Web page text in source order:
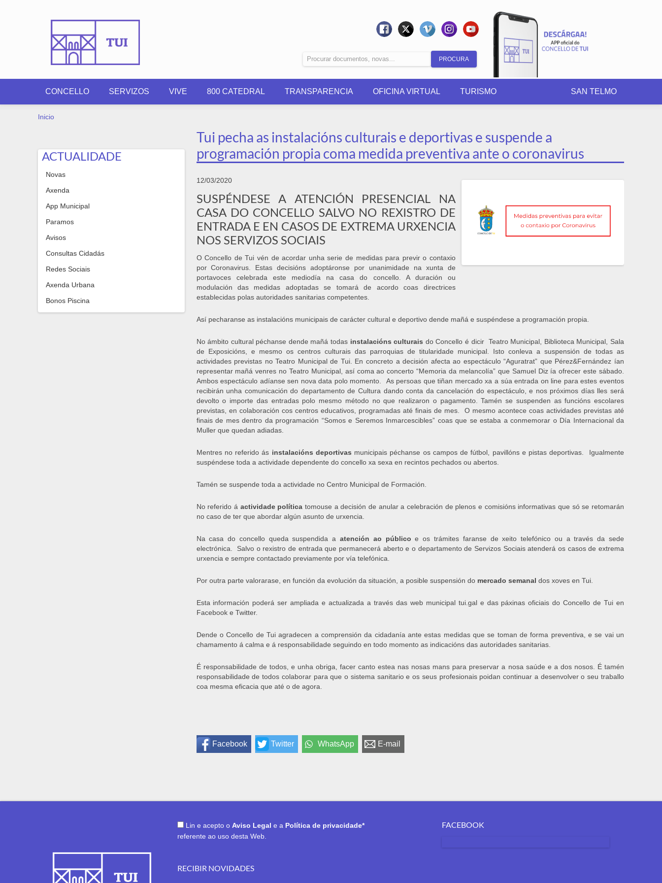
Formulario
de
busca
CONCELLO SERVIZOS VIVE 800 CATEDRAL TRANSPARENCIA OFICINA VIRTUAL TURISMO SAN TELMO
VOSTEDE ESTÁ AQUÍ
Inicio
ACTUALIDADE
Novas
Axenda
App Municipal
Paramos
Avisos
Consultas Cidadás
Redes Sociais
Axenda Urbana
Bonos Piscina
Tui pecha as instalacións culturais e deportivas e suspende a
programación propia coma medida preventiva ante o coronavirus
12/03/2020
SUSPÉNDESE A ATENCIÓN PRESENCIAL NA
CASA DO CONCELLO SALVO NO REXISTRO DE
ENTRADA E EN CASOS DE EXTREMA URXENCIA
NOS SERVIZOS SOCIAIS
O Concello de Tui vén de acordar unha serie de medidas para previr o contaxio
por Coronavirus. Estas decisións adoptáronse por unanimidade na xunta de
portavoces celebrada este mediodía na casa do concello. A duración ou
modulación das medidas adoptadas se tomará de acordo coas directrices
establecidas polas autoridades sanitarias competentes.
Así pecharanse as instalacións municipais de carácter cultural e deportivo dende mañá e suspéndese a programación propia.
No ámbito cultural péchanse dende mañá todas instalacións culturais do Concello é dicir Teatro Municipal, Biblioteca Municipal, Sala
de Exposicións, e mesmo os centros culturais das parroquias de titularidade municipal. Isto conleva a suspensión de todas as
actividades previstas no Teatro Municipal de Tui. En concreto a decisión afecta ao espectáculo “Aguratrat” que Pérez&Fernández ían
representar mañá venres no Teatro Municipal, así coma ao concerto “Memoria da melancolía” que Samuel Diz ía ofrecer este sábado.
Ambos espectáculo adíanse sen nova data polo momento. As persoas que tiñan mercado xa a súa entrada on line para estes eventos
recibirán unha comunicación do departamento de Cultura dando conta da cancelación do espectáculo, e nos próximos días lles será
devolto o importe das entradas polo mesmo método no que realizaron o pagamento. Tamén se suspenden as funcións escolares
previstas, en colaboración cos centros educativos, programadas até finais de mes. O mesmo acontece coas actividades previstas até
finais de mes dentro da programación “Somos e Seremos Inmarcescibles” coas que se estaba a conmemorar o Día Internacional da
Muller que quedan adiadas.
Mentres no referido ás instalacións deportivas municipais péchanse os campos de fútbol, pavillóns e pistas deportivas. Igualmente
suspéndese toda a actividade dependente do concello xa sexa en recintos pechados ou abertos.
Tamén se suspende toda a actividade no Centro Municipal de Formación.
No referido á actividade política tomouse a decisión de anular a celebración de plenos e comisións informativas que só se retomarán
no caso de ter que abordar algún asunto de urxencia.
Na casa do concello queda suspendida a atención ao público e os trámites faranse de xeito telefónico ou a través da sede
electrónica. Salvo o rexistro de entrada que permanecerá aberto e o departamento de Servizos Sociais atenderá os casos de extrema
urxencia e sempre contactado previamente por vía telefónica.
Por outra parte valorarase, en función da evolución da situación, a posible suspensión do mercado semanal dos xoves en Tui.
Esta información poderá ser ampliada e actualizada a través das web municipal tui.gal e das páxinas oficiais do Concello de Tui en
Facebook e Twitter.
Dende o Concello de Tui agradecen a comprensión da cidadanía ante estas medidas que se toman de forma preventiva, e se vai un
chamamento á calma e á responsabilidade seguindo en todo momento as indicacións das autoridades sanitarias.
É responsabilidade de todos, e unha obriga, facer canto estea nas nosas mans para preservar a nosa saúde e a dos nosos. É tamén
responsabilidade de todos colaborar para que o sistema sanitario e os seus profesionais poidan continuar a desenvolver o seu traballo
coa mesma eficacia que até o de agora.
Facebook Twitter WhatsApp E-mail
Lin e acepto o Aviso Legal e a Política de privacidade*
referente ao uso desta Web.
RECIBIR NOVIDADES
FACEBOOK